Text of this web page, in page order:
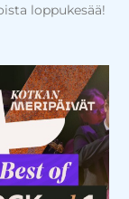
loppukesää!